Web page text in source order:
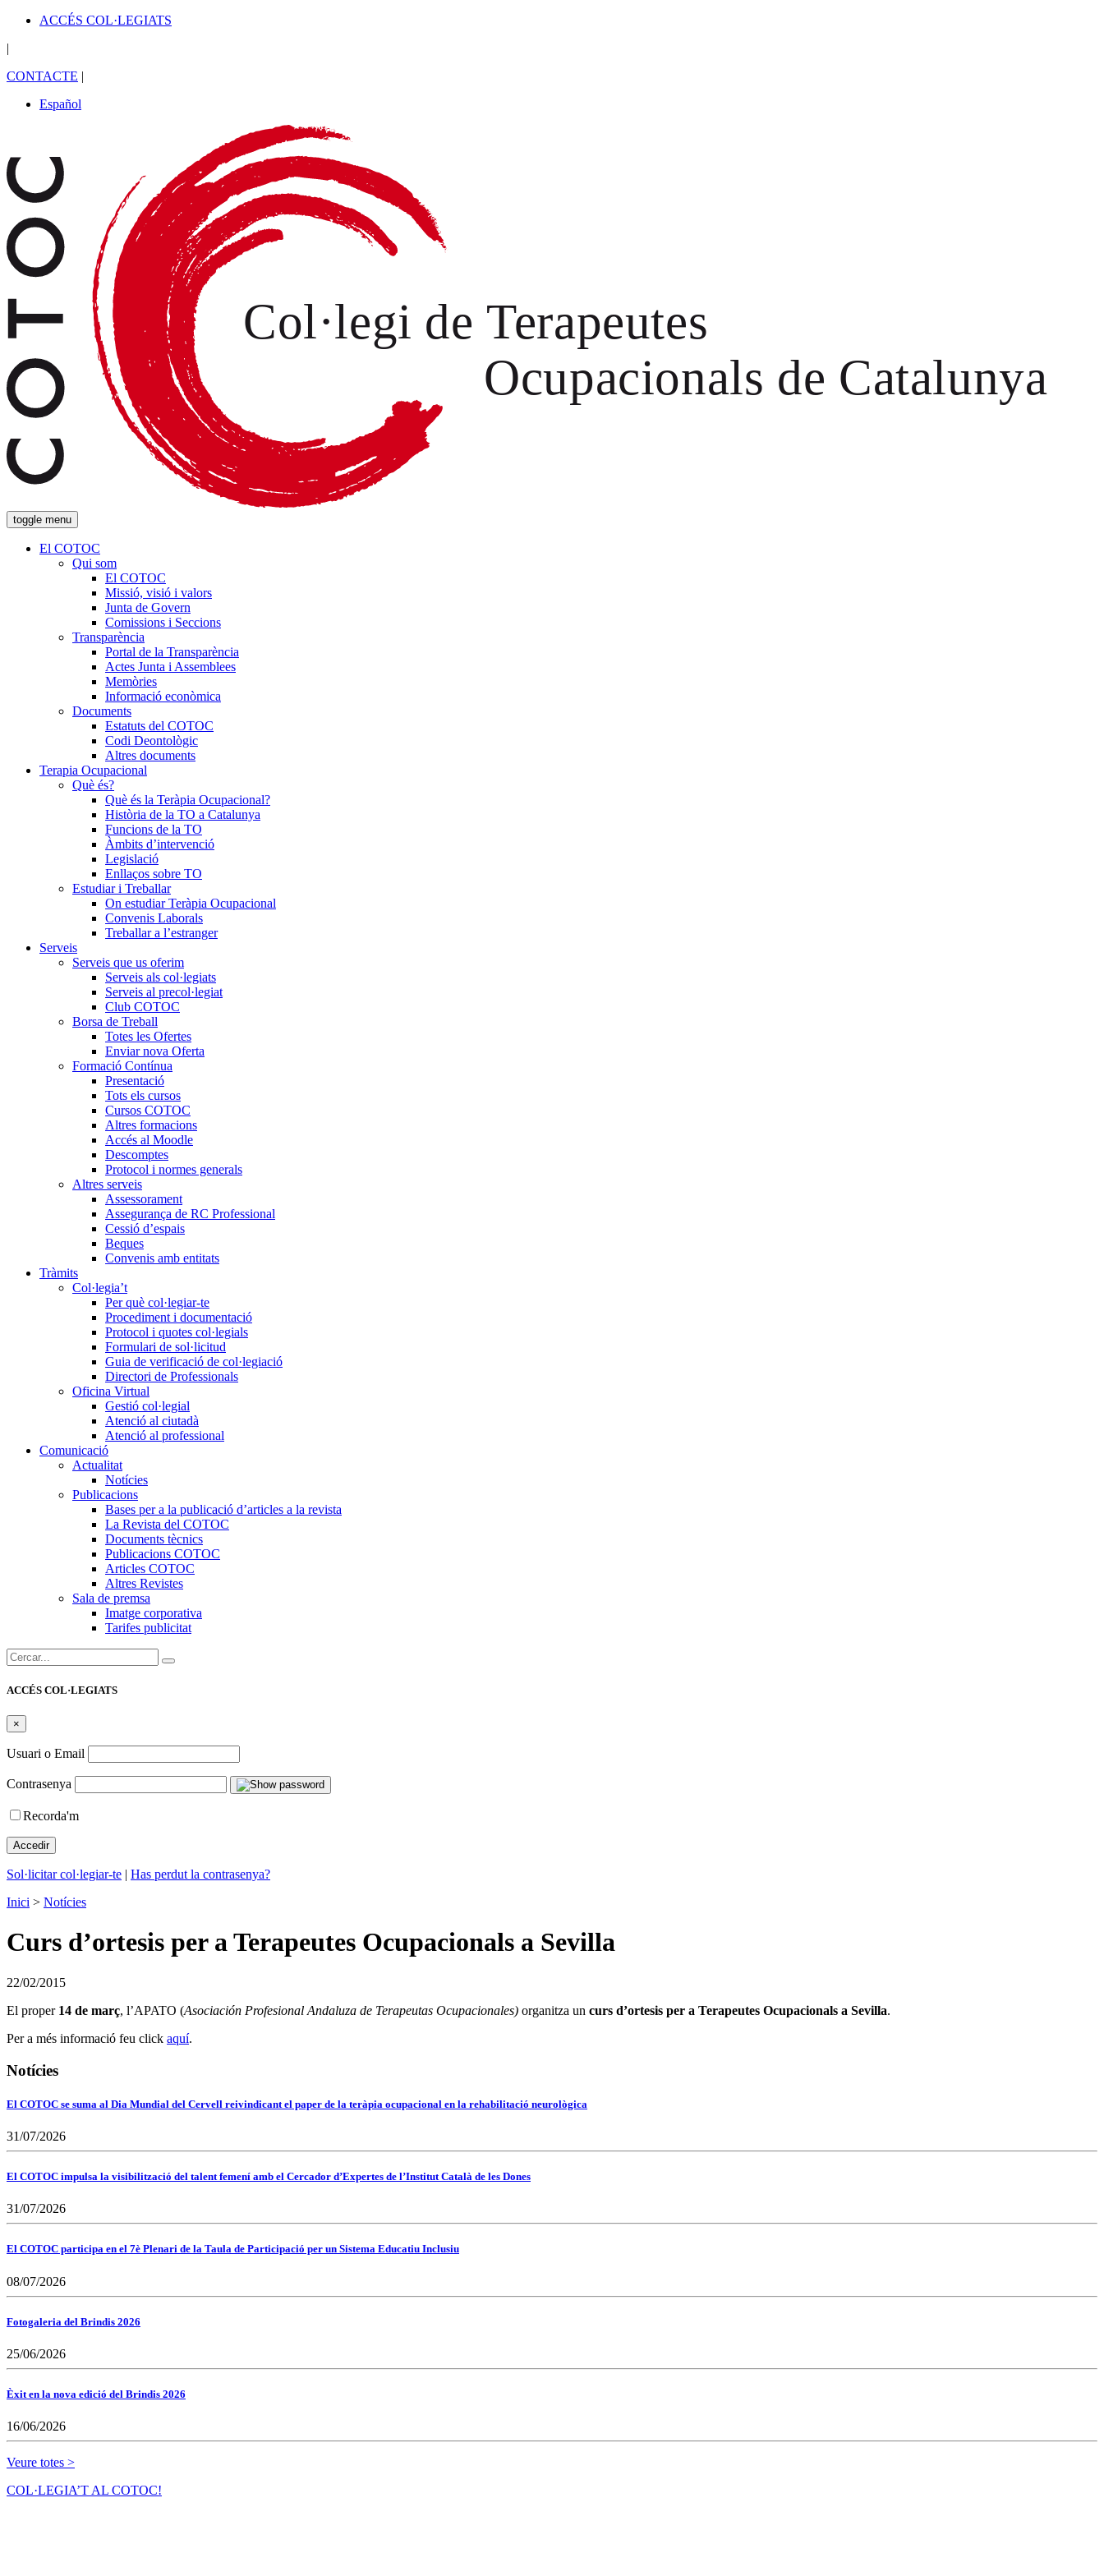
ACCÉS COL·LEGIATS
|
CONTACTE |
Español
toggle menu
El COTOC
Qui som
El COTOC
Missió, visió i valors
Junta de Govern
Comissions i Seccions
Transparència
Portal de la Transparència
Actes Junta i Assemblees
Memòries
Informació econòmica
Documents
Estatuts del COTOC
Codi Deontològic
Altres documents
Terapia Ocupacional
Què és?
Què és la Teràpia Ocupacional?
Història de la TO a Catalunya
Funcions de la TO
Àmbits d’intervenció
Legislació
Enllaços sobre TO
Estudiar i Treballar
On estudiar Teràpia Ocupacional
Convenis Laborals
Treballar a l’estranger
Serveis
Serveis que us oferim
Serveis als col·legiats
Serveis al precol·legiat
Club COTOC
Borsa de Treball
Totes les Ofertes
Enviar nova Oferta
Formació Contínua
Presentació
Tots els cursos
Cursos COTOC
Altres formacions
Accés al Moodle
Descomptes
Protocol i normes generals
Altres serveis
Assessorament
Assegurança de RC Professional
Cessió d’espais
Beques
Convenis amb entitats
Tràmits
Col·legia’t
Per què col·legiar-te
Procediment i documentació
Protocol i quotes col·legials
Formulari de sol·licitud
Guia de verificació de col·legiació
Directori de Professionals
Oficina Virtual
Gestió col·legial
Atenció al ciutadà
Atenció al professional
Comunicació
Actualitat
Notícies
Publicacions
Bases per a la publicació d’articles a la revista
La Revista del COTOC
Documents tècnics
Publicacions COTOC
Articles COTOC
Altres Revistes
Sala de premsa
Imatge corporativa
Tarifes publicitat
Cercar:
ACCÉS COL·LEGIATS
×
Usuari o Email
Contrasenya
Recorda'm
Sol·licitar col·legiar-te | Has perdut la contrasenya?
Inici > Notícies
Curs d’ortesis per a Terapeutes Ocupacionals a Sevilla
22/02/2015
El proper 14 de març, l’APATO (Asociación Profesional Andaluza de Terapeutas Ocupacionales) organitza un curs d’ortesis per a Terapeutes Ocupacionals a Sevilla.
Per a més informació feu click aquí.
Notícies
El COTOC se suma al Dia Mundial del Cervell reivindicant el paper de la teràpia ocupacional en la rehabilitació neurològica
31/07/2026
El COTOC impulsa la visibilització del talent femení amb el Cercador d’Expertes de l’Institut Català de les Dones
31/07/2026
El COTOC participa en el 7è Plenari de la Taula de Participació per un Sistema Educatiu Inclusiu
08/07/2026
Fotogaleria del Brindis 2026
25/06/2026
Èxit en la nova edició del Brindis 2026
16/06/2026
Veure totes >
COL·LEGIA’T AL COTOC!